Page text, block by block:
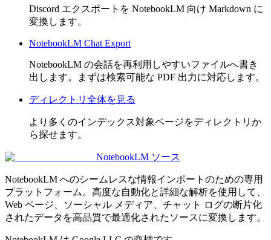
Discord エクスポートを NotebookLM 向け Markdown に
変換します。
NotebookLM Chat Export
NotebookLM の会話を再利用しやすいファイルへ書き
出します。まずは検索可能な PDF 出力に対応します。
ディレクトリ全体を見る
より多くのインデックス対象ページをディレクトリか
ら探せます。
NotebookLM ソース
NotebookLM へのシームレスな情報インポートのための専用
プラットフォーム。高度な自動化と詳細な解析を使用して、
Web ページ、ソーシャル メディア、チャット ログの断片化
されたデータを高品質で最適化されたソースに変換します。